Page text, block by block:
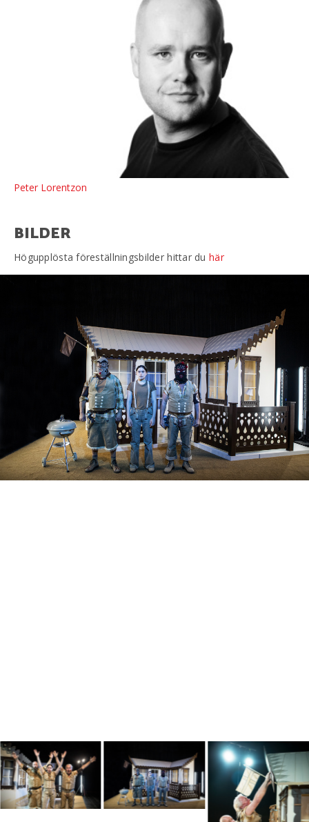
Peter Lorentzon
BILDER
Högupplösta föreställningsbilder hittar duhär